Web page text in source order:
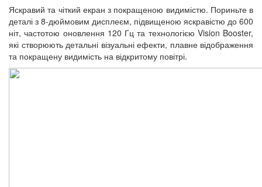
Яскравий та чіткий екран з покращеною видимістю. Пориньте в
деталі з 8-дюймовим дисплеєм, підвищеною яскравістю до 600
ніт, частотою оновлення 120 Гц та технологією Vision Booster,
які створюють детальні візуальні ефекти, плавне відображення
та покращену видимість на відкритому повітрі.